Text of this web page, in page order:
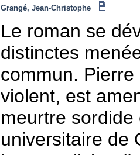
Grangé, Jean-Christophe
Le roman se
distinctes
commun.
violent, est
meurtre
universitaire de